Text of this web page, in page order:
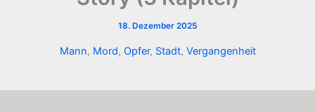
18. Dezember 2025
Mann, Mord, Opfer, Stadt, Vergangenheit